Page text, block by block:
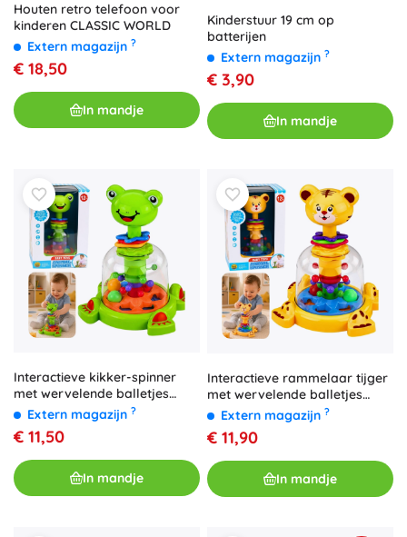
Houten retro telefoon voor
kinderen CLASSIC WORLD
Extern magazijn ?
€ 18,50
In mandje
Kinderstuur 19 cm op
batterijen
Extern magazijn ?
€ 3,90
In mandje
Interactieve kikker-spinner
met wervelende balletjes
voor baby’s
Extern magazijn ?
€ 11,50
In mandje
Interactieve rammelaar tijger
met wervelende balletjes
voor baby’s
Extern magazijn ?
€ 11,90
In mandje